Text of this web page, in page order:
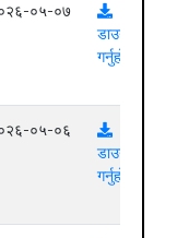
०५-०७
डाउनलोड
गर्नुहोस्
०५-०६
डाउनलोड
गर्नुहोस्